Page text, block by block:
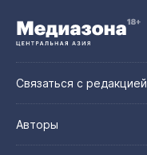
Связаться с редакцией
Авторы